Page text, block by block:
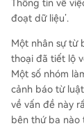
Thông tin về
đoạt dữ liệu’.
Một nhân sự từ
thoại đã tiết lộ
Một số nhóm
cảnh báo từ
về vấn đề này
bên thứ ba nào